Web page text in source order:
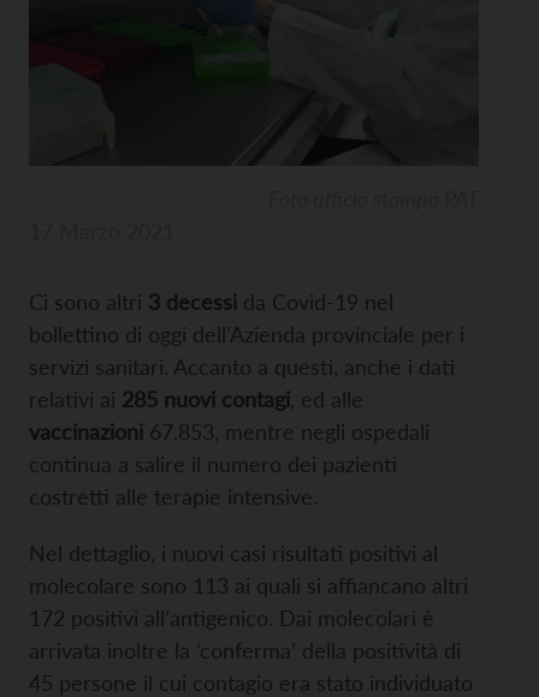
Ci sono altri 3 decessi da Covid-19 nel
bollettino di oggi dell’Azienda provinciale per i
servizi sanitari. Accanto a questi, anche i dati
relativi ai 285 nuovi contagi , ed alle
vaccinazioni 67.853, mentre negli ospedali
continua a salire il numero dei pazienti
costretti alle terapie intensive.
Nel dettaglio, i nuovi casi risultati positivi al
molecolare sono 113 ai quali si affiancano altri
172 positivi all’antigenico. Dai molecolari è
arrivata inoltre la ‘conferma’ della positività di
45 persone il cui contagio era stato individuato